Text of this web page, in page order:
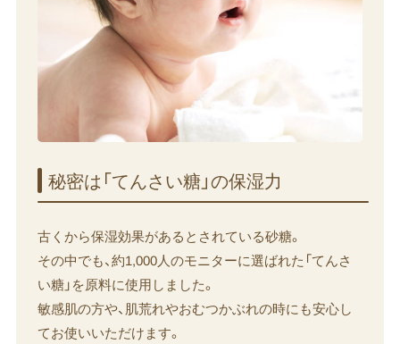
秘密は​「てんさい​糖」の​保湿力
古くから保湿効果があるとされている砂糖。
その中でも、約1,000人のモニターに選ばれた「てんさ
い糖」を原料に使用しました。
敏感肌の方や、肌荒れやおむつかぶれの時にも安心し
てお使いいただけます。